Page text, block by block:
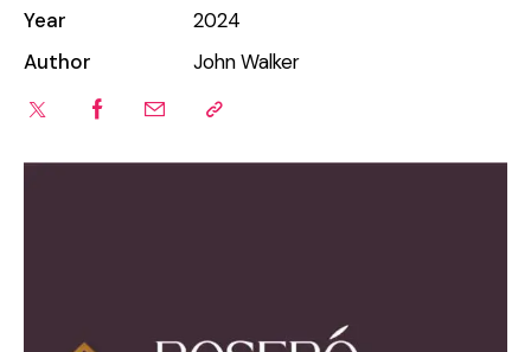
Year
2024
Author
John Walker